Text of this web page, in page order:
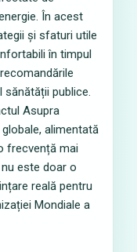
În acest
și sfaturi utile
în timpul
publice.
Asupra
alimentată
frecvență mai
este doar o
reală pentru
Mondiale a